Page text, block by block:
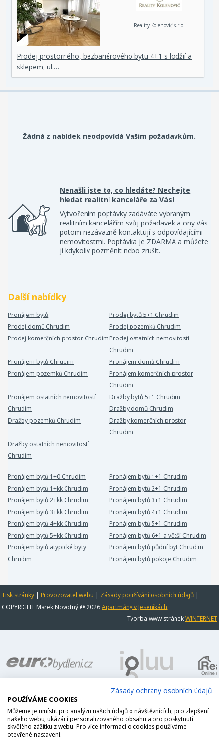
Reality Kolenović s.r.o.
Prodej prostorného, bezbariérového bytu 4+1 s lodžií a
sklepem, ul.…
Žádná z nabídek neodpovídá Vašim požadavkům.
Nenašli jste to, co hledáte? Nechejte
hledat realitní kanceláře za Vás!
Vytvořením poptávky zadáváte vybraným
realitním kancelářím svůj požadavek a ony Vás
potom nezávazně kontaktují s odpovídajícími
nemovitostmi. Poptávka je ZDARMA a můžete
ji kdykoliv pozměnit nebo zrušit.
Další nabídky
Pronájem bytů
Prodej bytů 5+1 Chrudim
Prodej domů Chrudim
Prodej pozemků Chrudim
Prodej komerčních prostor Chrudim Prodej ostatních nemovitostí
Chrudim
Pronájem bytů Chrudim
Pronájem domů Chrudim
Pronájem pozemků Chrudim
Pronájem komerčních prostor
Chrudim
Pronájem ostatních nemovitostí
Chrudim
Dražby bytů 5+1 Chrudim
Dražby domů Chrudim
Dražby pozemků Chrudim
Dražby komerčních prostor
Chrudim
Dražby ostatních nemovitostí
Chrudim
Pronájem bytů 1+0 Chrudim
Pronájem bytů 1+1 Chrudim
Pronájem bytů 1+kk Chrudim
Pronájem bytů 2+1 Chrudim
Pronájem bytů 2+kk Chrudim
Pronájem bytů 3+1 Chrudim
Pronájem bytů 3+kk Chrudim
Pronájem bytů 4+1 Chrudim
Pronájem bytů 4+kk Chrudim
Pronájem bytů 5+1 Chrudim
Pronájem bytů 5+kk Chrudim
Pronájem bytů 6+1 a větší Chrudim
Pronájem bytů atypické byty
Chrudim
Pronájem bytů půdní byt Chrudim
Pronájem bytů pokoje Chrudim
Tisk stránky | Provozovatel webu | Zásady používání osobních údajů |
COPYRIGHT Marek Novotný @ 2026Apartmány v Jeseníkách
Tvorba www stránekWINTERNET
Zásady ochrany osobních údajů
POUŽÍVÁME COOKIES
Můžeme je umístit pro analýzu našich údajů o návštěvnících, pro zlepšení
našeho webu, ukázání personalizovaného obsahu a pro poskytnutí
skvělého zážitku z webu. Pro více informací o cookies používáme
otevřené nastavení.